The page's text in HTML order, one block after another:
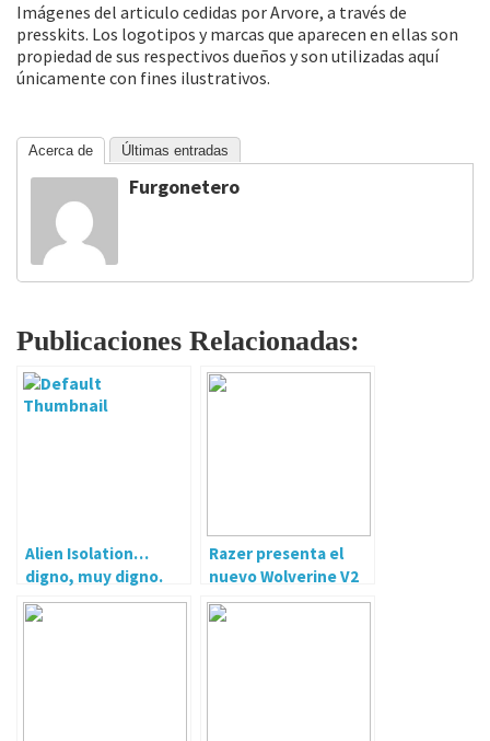
Imágenes del articulo cedidas por Arvore, a través de
presskits. Los logotipos y marcas que aparecen en ellas son
propiedad de sus respectivos dueños y son utilizadas aquí
únicamente con fines ilustrativos.
Acerca de Últimas entradas
Furgonetero
Publicaciones Relacionadas:
Alien Isolation…
digno, muy digno.
Razer presenta el
nuevo Wolverine V2
Chroma